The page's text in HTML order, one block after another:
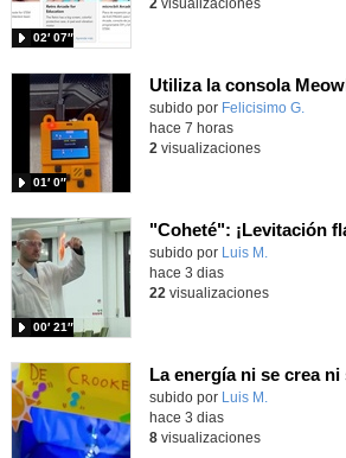
02′ 07″
2 visualizaciones
Contenido educativo.
subido por Felicisimo G.
01′ 0″
hace 7 horas
2 visualizaciones
"Coheté": ¡Levitación
Contenido educativo.
subido por Luis M.
00′ 21″
hace 3 dias
22 visualizaciones
Contenido educativo.
subido por Luis M.
hace 3 dias
8visualizaciones